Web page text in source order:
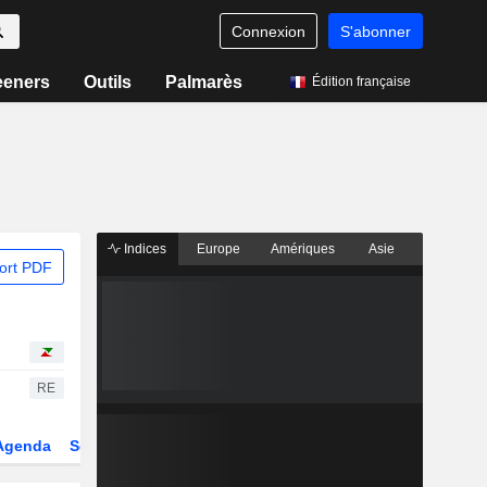
Connexion S'abonner
Outils Palmarès Édition française
PDF
RE
Secteur
Indices Europe Amériques Asie